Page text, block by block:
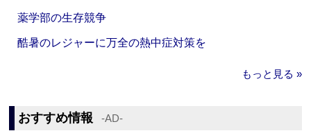
薬学部の生存競争
酷暑のレジャーに万全の熱中症対策を
もっと見る »
おすすめ情報 ‐AD‐